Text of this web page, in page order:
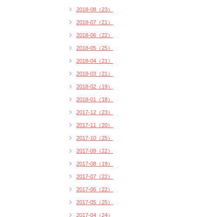
2018-08（23）
2018-07（21）
2018-06（22）
2018-05（25）
2018-04（21）
2018-03（21）
2018-02（19）
2018-01（18）
2017-12（23）
2017-11（20）
2017-10（25）
2017-09（22）
2017-08（19）
2017-07（22）
2017-06（22）
2017-05（25）
2017-04（24）